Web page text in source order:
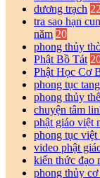
dương trạch 22
tra sao hạn
năm 20
phong thủy
Phật Bồ Tát
Phật Học Cơ
phong tục
phong thủy
chuyện tâm
phật giáo việt
phong tục việt
video phật
kiến thức đạo
phong thủy cơ